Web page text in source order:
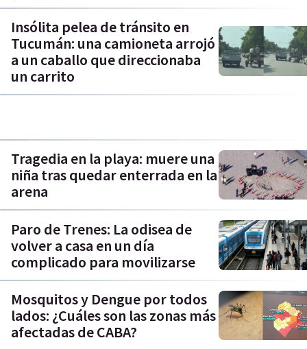
Insólita pelea de tránsito en
Tucumán: una camioneta arrojó
a un caballo que direccionaba
un carrito
Tragedia en la playa: muere una
niña tras quedar enterrada en la
arena
Paro de Trenes: La odisea de
volver a casa en un día
complicado para movilizarse
Mosquitos y Dengue por todos
lados: ¿Cuáles son las zonas más
afectadas de CABA?